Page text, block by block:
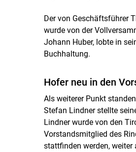
Der von Geschäftsführer
wurde von der
Johann Huber, lobte in
Buchhaltung.
Hofer neu in den
Als weiterer Punkt
Stefan Lindner stellte
Lindner wurde von den
Vorstandsmitglied des
stattfinden werden,